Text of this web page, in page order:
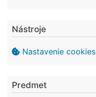
Nástroje
Nastavenie cookies
Predmet